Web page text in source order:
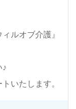
ルオブ介護』
♪
いたします。